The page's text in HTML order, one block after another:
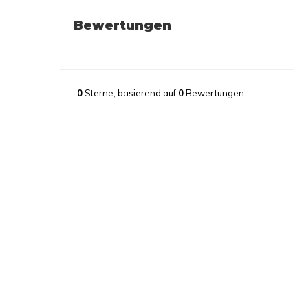
Bewertungen
0Sterne, basierend auf 0Bewertungen